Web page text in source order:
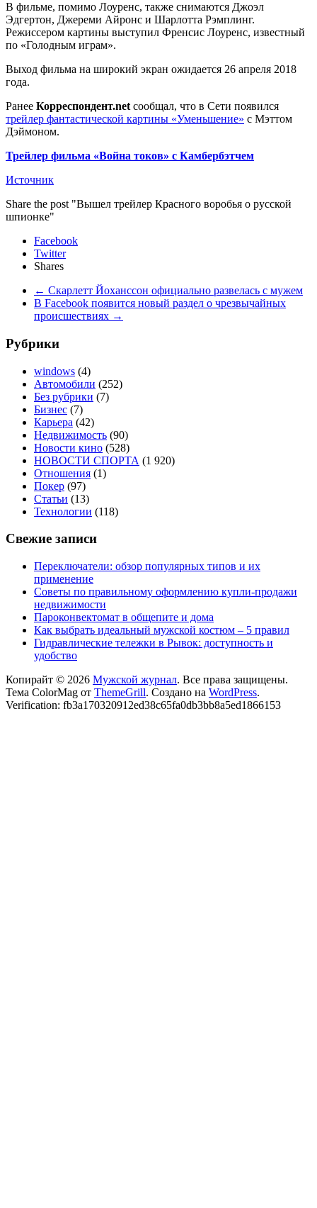
В фильме, помимо Лоуренс, также снимаются Джоэл
Эдгертон, Джереми Айронс и Шарлотта Рэмплинг.
Режиссером картины выступил Френсис Лоуренс, известный
по «Голодным играм».
Выход фильма на широкий экран ожидается 26 апреля 2018
года.
Ранее Корреспондент.net сообщал, что в Сети появился
трейлер фантастической картины «Уменьшение» с Мэттом
Дэймоном.
Трейлер фильма «Война токов» с Камбербэтчем
Источник
Share the post "Вышел трейлер Красного воробья о русской
шпионке"
Facebook
Twitter
Shares
← Скарлетт Йоханссон официально развелась с мужем
В Facebook появится новый раздел о чрезвычайных
происшествиях →
Рубрики
windows (4)
Автомобили (252)
Без рубрики (7)
Бизнес (7)
Карьера (42)
Недвижимость (90)
Новости кино (528)
НОВОСТИ СПОРТА (1 920)
Отношения (1)
Покер (97)
Статьи (13)
Технологии (118)
Свежие записи
Переключатели: обзор популярных типов и их
применение
Советы по правильному оформлению купли-продажи
недвижимости
Пароконвектомат в общепите и дома
Как выбрать идеальный мужской костюм – 5 правил
Гидравлические тележки в Рывок: доступность и
удобство
Копирайт © 2026 Мужской журнал. Все права защищены.
Тема ColorMag от ThemeGrill. Создано на WordPress.
Verification: fb3a170320912ed38c65fa0db3bb8a5ed1866153